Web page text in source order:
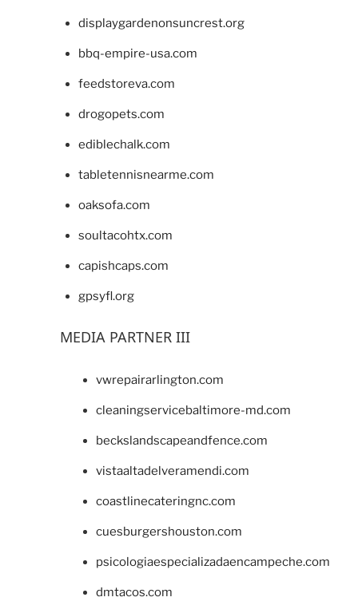
displaygardenonsuncrest.org
bbq-empire-usa.com
feedstoreva.com
drogopets.com
ediblechalk.com
tabletennisnearme.com
oaksofa.com
soultacohtx.com
capishcaps.com
gpsyfl.org
MEDIA PARTNER III
vwrepairarlington.com
cleaningservicebaltimore-md.com
beckslandscapeandfence.com
vistaaltadelveramendi.com
coastlinecateringnc.com
cuesburgershouston.com
psicologiaespecializadaencampeche.com
dmtacos.com